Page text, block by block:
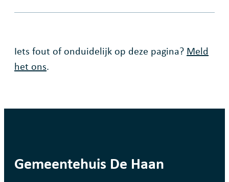
Fout op deze pagina
Iets fout of onduidelijk op deze pagina? Meld
het ons.
contact
Gemeentehuis De Haan